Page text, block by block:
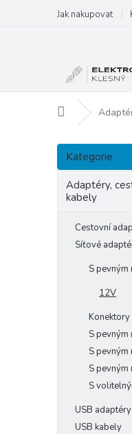
obsah
Jak nakupovat
Domů
P
s
Přeskočit
kategorie
Kategorie
Adaptéry,
kabely
Cestovní
Síťové
S pevným
12V
Konektory
S
S
S
S
USB adaptéry
USB kabely